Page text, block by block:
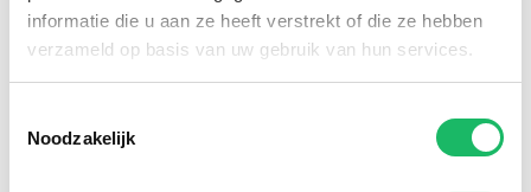
informatie die u aan ze heeft verstrekt of die ze hebben
verzameld op basis van uw gebruik van hun services.
Noodzakelijk